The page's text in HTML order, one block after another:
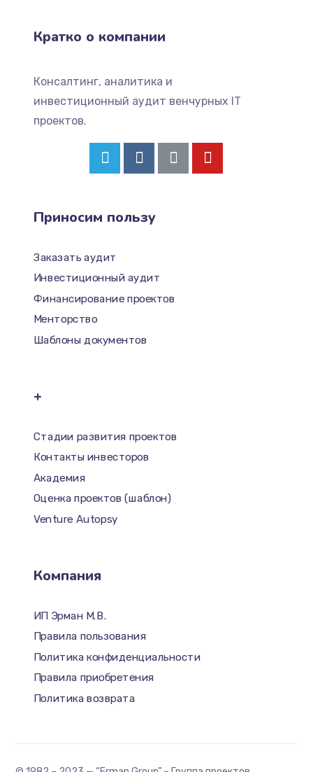
Кратко о компании
Консалтинг, аналитика и
инвестиционный аудит венчурных IT
проектов.
Приносим пользу
Заказать аудит
Инвестиционный аудит
Финансирование проектов
Менторство
Шаблоны документов
+
Стадии развития проектов
Контакты инвесторов
Академия
Оценка проектов (шаблон)
Venture Autopsy
Компания
ИП Эрман М.В.
Правила пользования
Политика конфиденциальности
Правила приобретения
Политика возврата